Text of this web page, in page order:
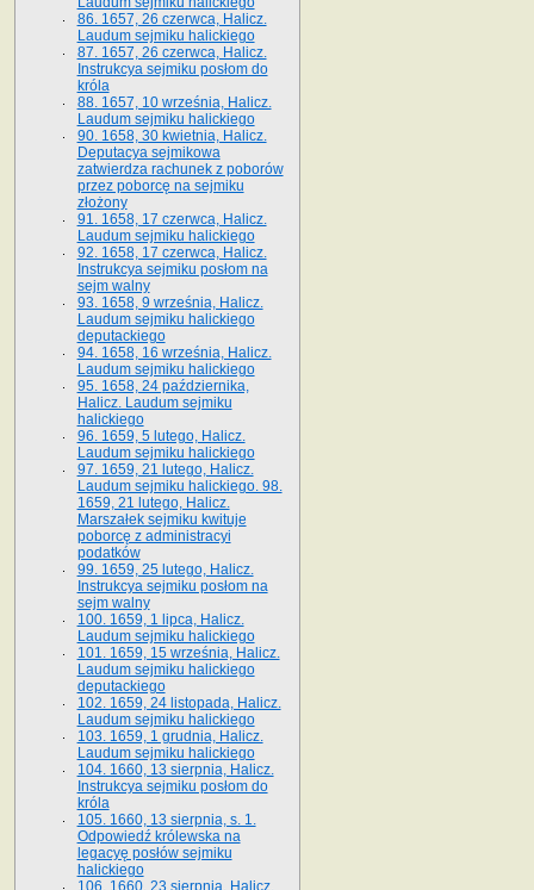
86. 1657, 26 czerwca, Halicz.
Laudum sejmiku halickiego
87. 1657, 26 czerwca, Halicz.
Instrukcya sejmiku posłom do
króla
88. 1657, 10 września, Halicz.
Laudum sejmiku halickiego
90. 1658, 30 kwietnia, Halicz.
Deputacya sejmikowa
zatwierdza rachunek z poborów
przez poborcę na sejmiku
złożony
91. 1658, 17 czerwca, Halicz.
Laudum sejmiku halickiego
92. 1658, 17 czerwca, Halicz.
Instrukcya sejmiku posłom na
sejm walny
93. 1658, 9 września, Halicz.
Laudum sejmiku halickiego
deputackiego
94. 1658, 16 września, Halicz.
Laudum sejmiku halickiego
95. 1658, 24 października,
Halicz. Laudum sejmiku
halickiego
96. 1659, 5 lutego, Halicz.
Laudum sejmiku halickiego
97. 1659, 21 lutego, Halicz.
Laudum sejmiku halickiego. 98.
1659, 21 lutego, Halicz.
Marszałek sejmiku kwituje
poborcę z administracyi
podatków
99. 1659, 25 lutego, Halicz.
Instrukcya sejmiku posłom na
sejm walny
100. 1659, 1 lipca, Halicz.
Laudum sejmiku halickiego
101. 1659, 15 września, Halicz.
Laudum sejmiku halickiego
deputackiego
102. 1659, 24 listopada, Halicz.
Laudum sejmiku halickiego
103. 1659, 1 grudnia, Halicz.
Laudum sejmiku halickiego
104. 1660, 13 sierpnia, Halicz.
Instrukcya sejmiku posłom do
króla
105. 1660, 13 sierpnia, s. 1.
Odpowiedź królewska na
legacyę posłów sejmiku
halickiego
106. 1660, 23 sierpnia, Halicz.